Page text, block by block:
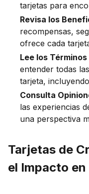
tarjetas para
Revisa los
recompensas,
ofrece cada
Lee los
entender todas
tarjeta,
Consulta
las experiencias
una perspectiva
Tarjetas de
el Impacto